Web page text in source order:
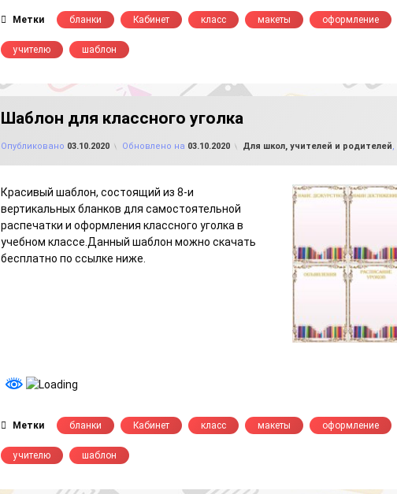
Метки бланки Кабинет класс макеты оформление
учителю шаблон
Шаблон для классного уголка
Опубликовано 03.10.2020 Обновлено на 03.10.2020 Рубрики:
Для школ, учителей и родителей,
Красивый шаблон, состоящий из 8-и
вертикальных бланков для самостоятельной
распечатки и оформления классного уголка в
учебном классе.Данный шаблон можно скачать
бесплатно по ссылке ниже.
Метки бланки Кабинет класс макеты оформление
учителю шаблон